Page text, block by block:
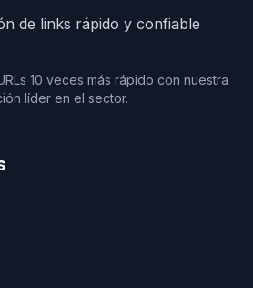
de links rápido y confiable
10 veces más rápido con nuestra
líder en el sector.